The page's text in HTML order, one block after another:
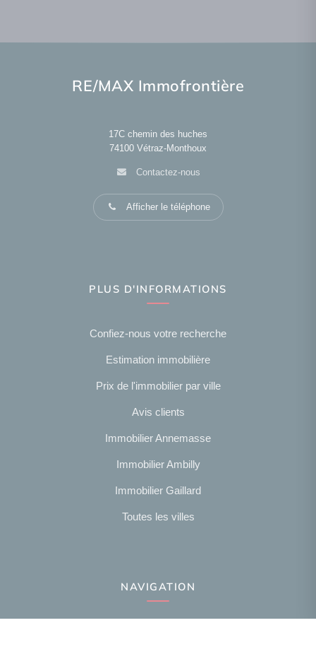
RE/MAX Immofrontière
17C chemin des huches
74100 Vétraz-Monthoux
Contactez-nous
Afficher le téléphone
PLUS D'INFORMATIONS
Confiez-nous votre recherche
Estimation immobilière
Prix de l'immobilier par ville
Avis clients
Immobilier Annemasse
Immobilier Ambilly
Immobilier Gaillard
Toutes les villes
NAVIGATION